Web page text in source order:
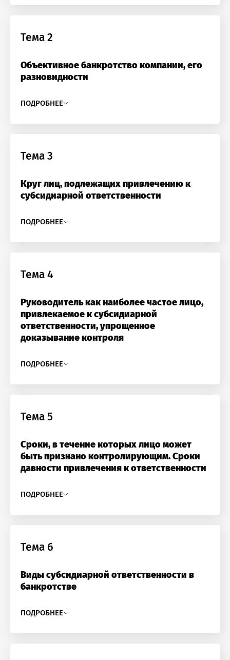
Тема 2
Объективное банкротство компании, его
разновидности
ПОДРОБНЕЕ
Тема 3
Круг лиц, подлежащих привлечению к
субсидиарной ответственности
ПОДРОБНЕЕ
Тема 4
Руководитель как наиболее частое лицо,
привлекаемое к субсидиарной
ответственности, упрощенное
доказывание контроля
ПОДРОБНЕЕ
Тема 5
Сроки, в течение которых лицо может
быть признано контролирующим. Сроки
давности привлечения к ответственности
ПОДРОБНЕЕ
Тема 6
Виды субсидиарной ответственности в
банкротстве
ПОДРОБНЕЕ